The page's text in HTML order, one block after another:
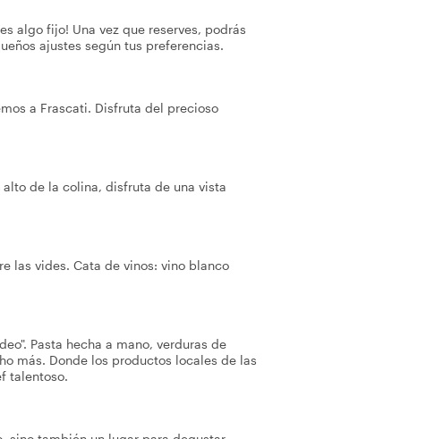
algo fijo! Una vez que reserves, podrás
ajustes según tus preferencias.
a Frascati. Disfruta del precioso
de la colina, disfruta de una vista
las vides. Cata de vinos: vino blanco
Pasta hecha a mano, verduras de
más. Donde los productos locales de las
talentoso.